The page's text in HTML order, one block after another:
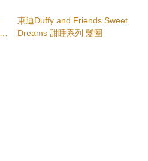
東迪Duffy and Friends Sweet
Dreams 甜睡系列 髮圈